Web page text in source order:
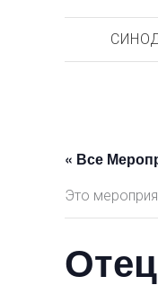
« Все
Это